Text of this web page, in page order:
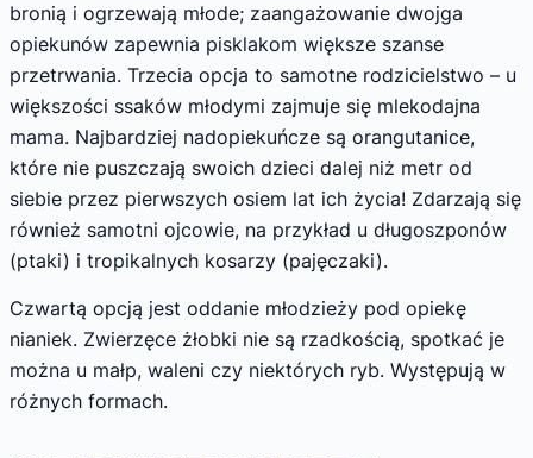
bronią i ogrzewają młode; zaangażowanie dwojga
opiekunów zapewnia pisklakom większe szanse
przetrwania. Trzecia opcja to samotne rodzicielstwo – u
większości ssaków młodymi zajmuje się mlekodajna
mama. Najbardziej nadopiekuńcze są orangutanice,
które nie puszczają swoich dzieci dalej niż metr od
siebie przez pierwszych osiem lat ich życia! Zdarzają się
również samotni ojcowie, na przykład u długoszponów
(ptaki) i tropikalnych kosarzy (pajęczaki).
Czwartą opcją jest oddanie młodzieży pod opiekę
nianiek. Zwierzęce żłobki nie są rzadkością, spotkać je
można u małp, waleni czy niektórych ryb. Występują w
różnych formach.